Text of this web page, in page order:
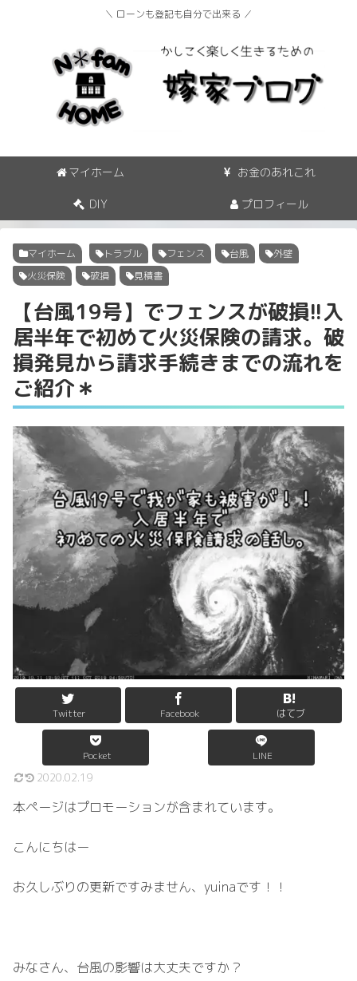
＼ ローンも登記も自分で出来る ／
マイホーム お金のあれこれ
DIY プロフィール
マイホーム トラブル フェンス 台風
外壁
火災保険
破損 見積書
【台風19号】でフェンスが破損!!入
居半年で初めて火災保険の請求。破
損発見から請求手続きまでの流れを
ご紹介＊
Twitter Facebook はてブ
Pocket LINE
2020.02.19
本ページはプロモーションが含まれています。
こんにちはー
お久しぶりの更新ですみません、 yuinaです！！
みなさん、台風の影響は大丈夫ですか？